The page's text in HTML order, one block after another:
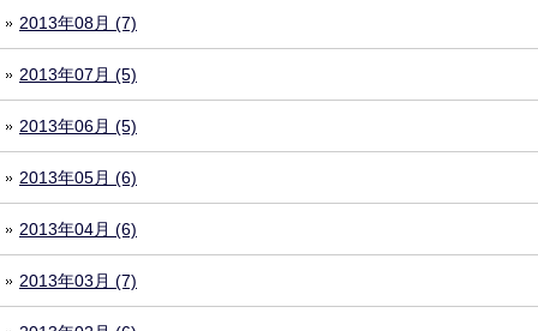
2013年08月 (7)
2013年07月 (5)
2013年06月 (5)
2013年05月 (6)
2013年04月 (6)
2013年03月 (7)